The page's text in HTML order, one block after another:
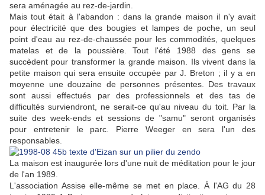
sera aménagée au rez-de-jardin.
Mais tout était à l'abandon : dans la grande maison il n'y avait
pour électricité que des bougies et lampes de poche, un seul
point d'eau au rez-de-chaussée pour les commodités, quelques
matelas et de la poussière. Tout l'été 1988 des gens se
succèdent pour transformer la grande maison. Ils vivent dans la
petite maison qui sera ensuite occupée par J. Breton ; il y a en
moyenne une douzaine de personnes présentes. Des travaux
sont aussi effectués par des professionnels et des tas de
difficultés surviendront, ne serait-ce qu'au niveau du toit. Par la
suite des week-ends et sessions de "samu" seront organisés
pour entretenir le parc. Pierre Weeger en sera l'un des
responsables.
La maison est inaugurée lors d'une nuit de méditation pour le jour
de l'an 1989.
L'association Assise elle-même se met en place. À l'AG du 28